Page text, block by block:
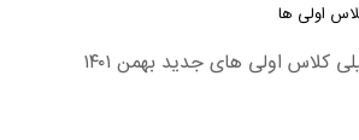
اولی ها
اولی های جدید بهمن ۱۴۰۱